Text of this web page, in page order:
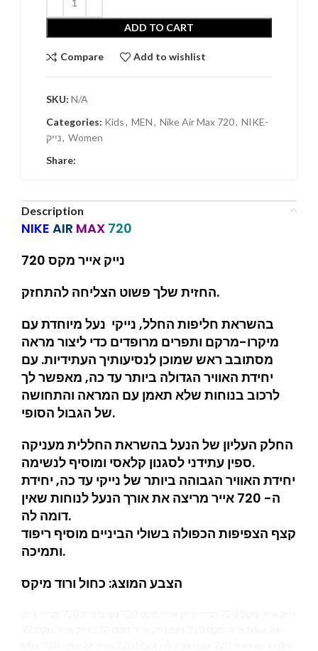
ADD TO CART
Compare Add to wishlist
SKU: N/A
Categories: Kids, MEN, Nike Air Max 720, NIKE-
נייק, Women
Share:
Description
NIKE AIR MAX 720
נייק אייר מקס 720
החזית שלך פשוט הצליחה להתחזק.
בהשראת חליפות החלל, נייקי נעל מיוחדת עם
מיקרו-מרקם ותפרים מרופדים כדי ליצור מראה
מסתובב ראש שמוכן לנסיעותיך העתידיות. עם
יחידת האוויר הגדולה ביותר עד כה, מאפשר לך
לרכוב בנוחות שלא תאמן עם המראה והתחושה
של הגבול הסופי.
החלק העליון של הנעל בהשראת החללית מעניקה
ספין עתידני לסגנון קלאסי ומוסיף לנשימה.
יחידת האוויר הגבוהה ביותר של נייקי עד כה, יחידת
ה- 720 אייר מריצה את אורך הנעל לנוחות שאין
דומה לה.
קצף הצפיפות הכפולה בשולי הביניים מוסיף ריפוד
ותמיכה.
הצבע המוצג: כחול ורוד מיקס